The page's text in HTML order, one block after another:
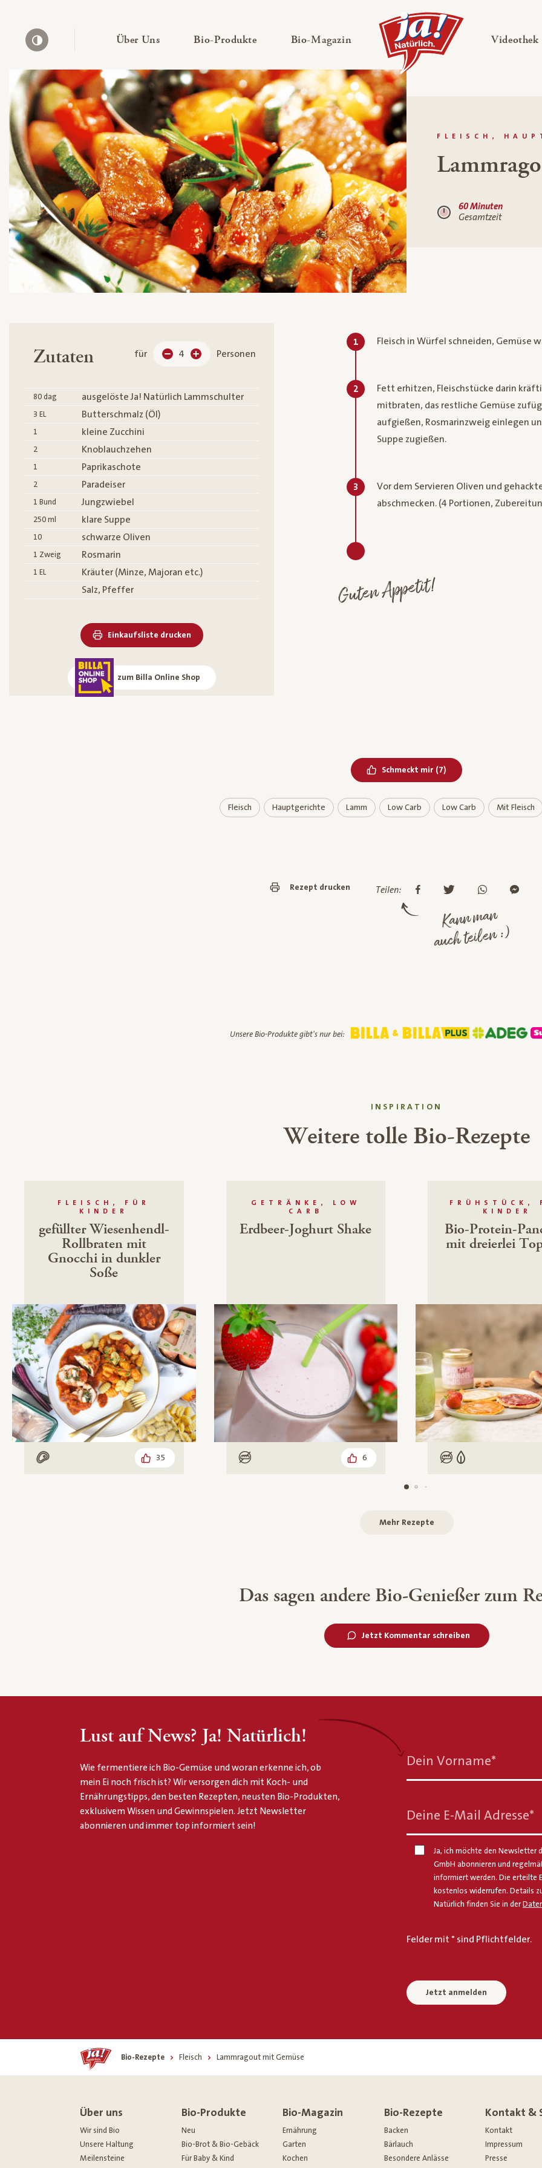
Über Uns— Untermenü ausklappen
Bio-Produkte— Untermenü ausklappen
Bio-Magazin — Untermenü ausklappen Videothek
FLEISCH,
60 Minuten
Gesamtzeit
Zutaten für 4 Personen
80 dag ausgelöste Ja! Natürlich Lammschulter
3 EL Butterschmalz (Öl)
1 kleine Zucchini
2 Knoblauchzehen
1 Paprikaschote
2 Paradeiser
1 Bund Jungzwiebel
250 ml klare Suppe
10 schwarze Oliven
1 Zweig Rosmarin
1 EL
Kräuter (Minze, Majoran etc.)
Salz, Pfeffer
Einkaufsliste drucken
zum Billa Online Shop
1 Fleisch in Würfel schneiden, Gemüse
2
Fett erhitzen, Fleischstücke darin
mitbraten, das restliche Gemüse
aufgießen, Rosmarinzweig einlegen
Suppe zugießen.
3
Vor dem Servieren Oliven und
abschmecken. (4 Portionen,
Guten Appetit!
Schmeckt mir Bereits geliked
(7)
Fleisch Hauptgerichte Lamm Low Carb Low Carb Mit Fleisch
Rezept drucken Teilen:
Kann man
auch teilen :)
Unsere Bio-Produkte gibt's nur bei:
INSPIRATION
Weitere tolle Bio-Rezepte
FLEISCH, FÜR
KINDER
gefüllter Wiesenhendl-
Rollbraten mit
Gnocchi in dunkler
Soße
Mit Fleisch 35
GETRÄNKE, LOW
CARB
Erdbeer-Joghurt Shake
Low Carb 6
FRÜHSTÜCK,
KINDER
Bio-Protein-
mit dreierlei
Low Carb
Vegetarisch
Mehr Rezepte
Das sagen andere Bio-Genießer zum
Jetzt Kommentar schreiben
Lust auf News? Ja! Natürlich!
Wie fermentiere ich Bio-Gemüse und woran erkenne ich, ob
mein Ei noch frisch ist? Wir versorgen dich mit Koch- und
Ernährungstipps, den besten Rezepten, neusten Bio-Produkten,
exklusivem Wissen und Gewinnspielen. Jetzt Newsletter
abonnieren und immer top informiert sein!
Dein Vorname*
Deine E-Mail Adresse*
Ja, ich möchte den Newsletter
GmbH abonnieren und
informiert werden. Die erteilte
kostenlos widerrufen. Details
Natürlich finden Sie in der
Felder mit * sind Pflichtfelder.
Jetzt anmelden
Home
Bio-Rezepte Fleisch Lammragout mit Gemüse
Über uns
Wir sind Bio
Unsere Haltung
Meilensteine
Bio-Produkte
Neu
Bio-Brot & Bio-Gebäck
Für Baby & Kind
Bio-Magazin
Ernährung
Garten
Kochen
Bio-Rezepte
Backen
Bärlauch
Besondere Anlässe
Kontakt &
Kontakt
Impressum
Presse